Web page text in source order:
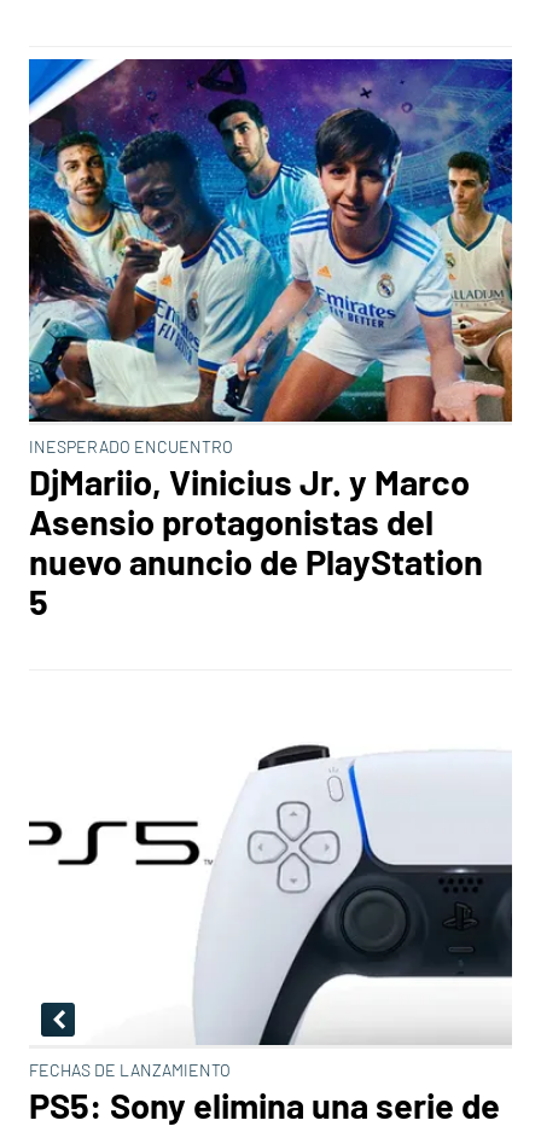
INESPERADO ENCUENTRO
DjMariio, Vinicius Jr. y Marco
Asensio protagonistas del
nuevo anuncio de PlayStation
5
FECHAS DE LANZAMIENTO
PS5: Sony elimina una serie de